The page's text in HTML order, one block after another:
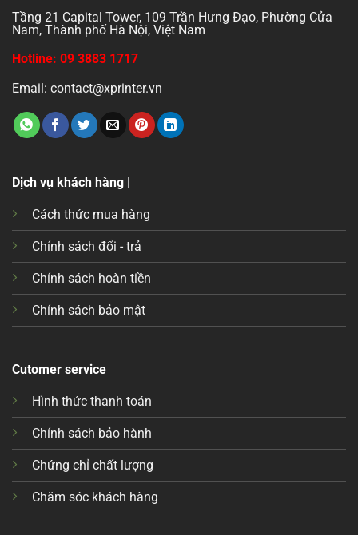
Tầng 21 Capital Tower, 109 Trần Hưng Đạo, Phường Cửa
Nam, Thành phố Hà Nội, Việt Nam
Hotline: 09 3883 1717
Email: contact@xprinter.vn
Dịch vụ khách hàng |
Cách thức mua hàng
Chính sách đổi - trả
Chính sách hoàn tiền
Chính sách bảo mật
Cutomer service
Hình thức thanh toán
Chính sách bảo hành
Chứng chỉ chất lượng
Chăm sóc khách hàng